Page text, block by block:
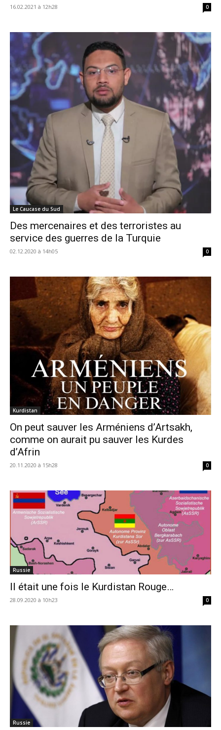
16.02.2021 à 12h28 0
Le Caucase du Sud
Des mercenaires et des terroristes au
service des guerres de la Turquie
02.12.2020 à 14h05 0
Kurdistan
On peut sauver les Arméniens d’Artsakh,
comme on aurait pu sauver les Kurdes
d’Afrin
20.11.2020 à 15h28 0
Russie
Il était une fois le Kurdistan Rouge…
28.09.2020 à 10h23 0
Russie